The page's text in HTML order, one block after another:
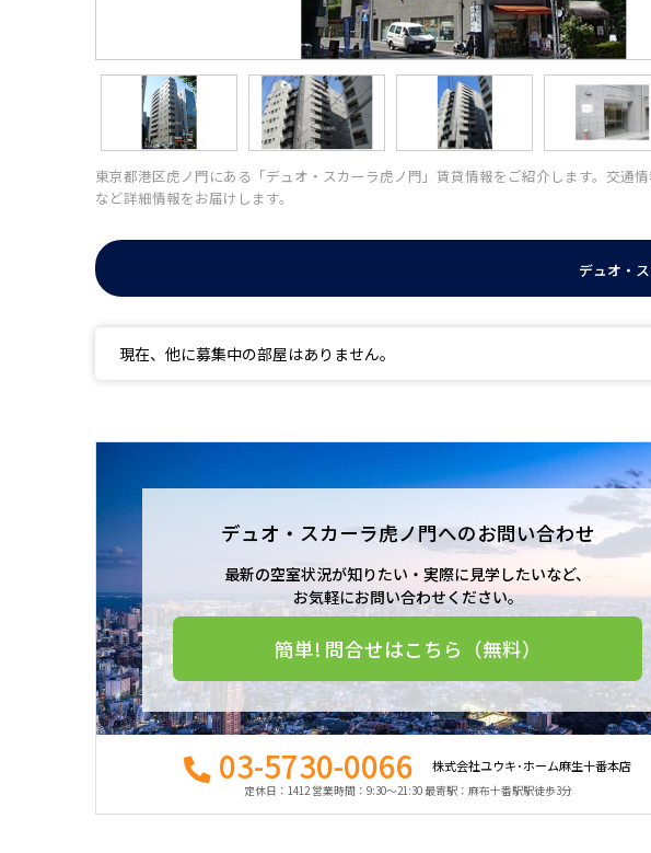
東京都港区虎ノ門にある「デュオ・スカーラ虎ノ門」賃貸情報をご紹介します。交通
など詳細情報をお届けします。
デュオ・
現在、他に募集中の部屋はありません。
デュオ・スカーラ虎ノ門へのお問い合わせ
最新の空室状況が知りたい・実際に見学したいなど、
お気軽にお問い合わせください。
簡単! 問合せはこちら（無料）
03-5730-0066 株式会社ユウキ･ホーム麻生十番本店
定休日：1412 営業時間：9:30〜21:30 最寄駅：麻布十番駅駅徒歩3分